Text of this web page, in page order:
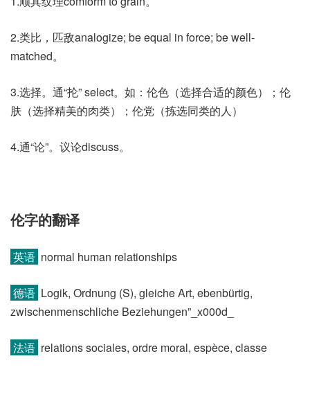
2.类比，匹敌analogize; be equal in force; be well-
matched。
3.选择。通“抡” select。如：伦色（选择合适的颜色）；伦
肤（选择精美的肉类）；伦党（拣选同类的人）
4.通“论”。议论discuss。
伦字的翻译
英语 normal human relationships
德语 Logik, Ordnung (S)​, gleiche Art, ebenbürtig,
zwischenmenschliche Beziehungen”_x000d_
法语 relations sociales, ordre moral, espèce, classe